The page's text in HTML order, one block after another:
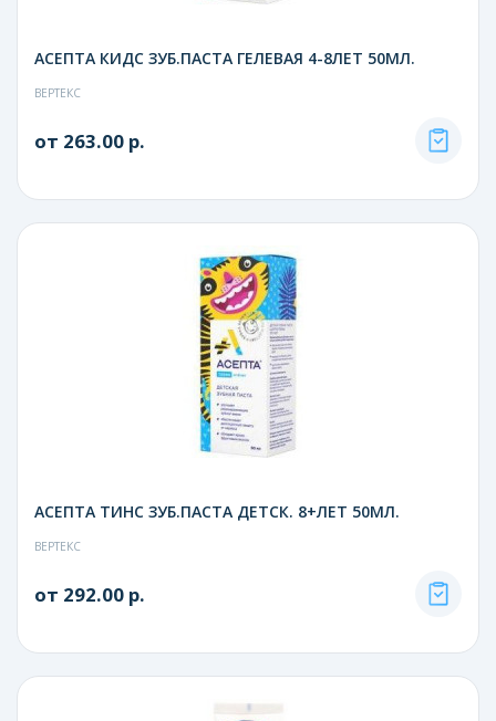
АСЕПТА КИДС ЗУБ.ПАСТА ГЕЛЕВАЯ 4-8ЛЕТ 50МЛ.
ВЕРТЕКС
от 263.00 р.
АСЕПТА ТИНС ЗУБ.ПАСТА ДЕТСК. 8+ЛЕТ 50МЛ.
ВЕРТЕКС
от 292.00 р.